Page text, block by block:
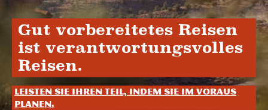
Gut vorbereitetes Reisen
ist verantwortungsvolles
Reisen.
Leisten Sie Ihren Teil, indem Sie im Voraus
planen.